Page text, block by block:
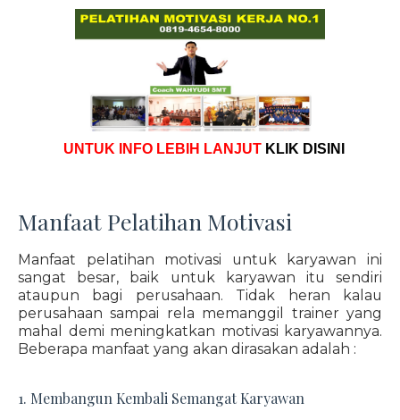
UNTUK INFO LEBIH LANJUT KLIK DISINI
Manfaat Pelatihan Motivasi
Manfaat pelatihan motivasi untuk karyawan ini
sangat besar, baik untuk karyawan itu sendiri
ataupun bagi perusahaan. Tidak heran kalau
perusahaan sampai rela memanggil trainer yang
mahal demi meningkatkan motivasi karyawannya.
Beberapa manfaat yang akan dirasakan adalah :
1. Membangun Kembali Semangat Karyawan